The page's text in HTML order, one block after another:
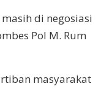
di negosiasi
Pol M. Rum
masyarakat